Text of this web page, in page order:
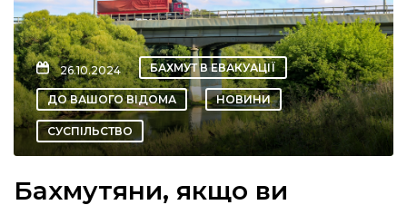
новини26.10.2024 БАХМУТ В ЕВАКУАЦІЇ
ДО ВАШОГО ВІДОМА НОВИНИ
СУСПІЛЬСТВО
Бахмутяни, якщо ви